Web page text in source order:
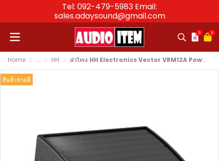
Tel: 092-479-5983 Email:
sales.adaysound@gmail.com
0 0
Home ... HH ลำโพง HH Electronics Vector VRM12A Powered Loudspeaker 12″
สินค้าขายดี